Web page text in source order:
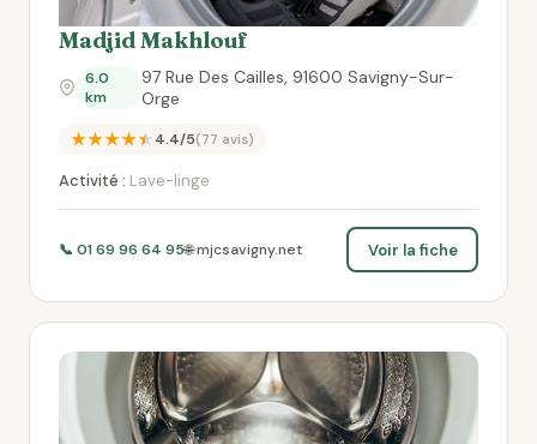
Madjid Makhlouf
6.0
km
97 Rue Des Cailles, 91600 Savigny-Sur-
Orge
★★★★★4.4/5(77 avis)
Activité : Lave-linge
📞 01 69 96 64 95🌐 mjcsavigny.net Voir la fiche